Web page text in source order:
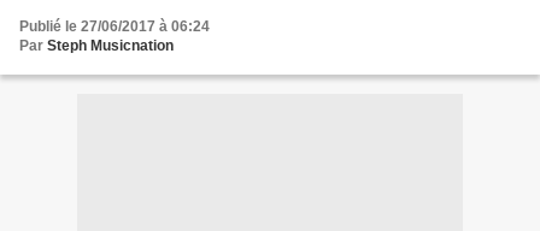
Publié le 27/06/2017 à 06:24
Par Steph Musicnation